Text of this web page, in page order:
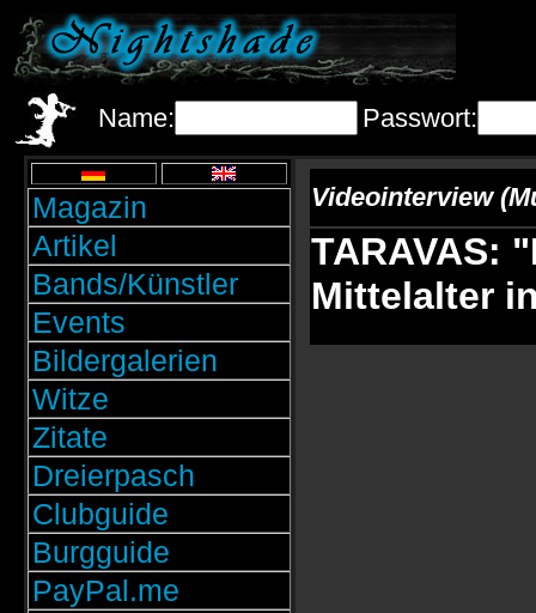
Name: Passwort:
Magazin
Artikel
Bands/Künstler
Events
Bildergalerien
Witze
Zitate
Dreierpasch
Clubguide
Burgguide
PayPal.me
Videointerview
TARAVAS:
Mittelalter